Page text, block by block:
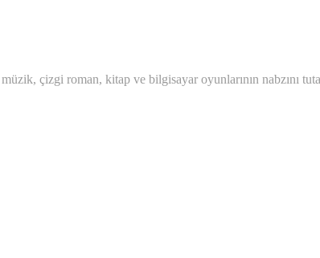
çizgi roman, kitap ve bilgisayar oyunlarının nabzını